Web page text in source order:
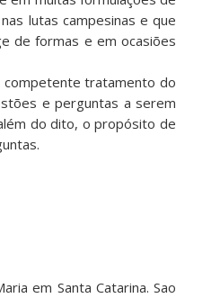
lutas campesinas e que
de formas e em ocasiões
competente tratamento do
e perguntas a serem
do dito, o propósito de
em Santa Catarina. Sao